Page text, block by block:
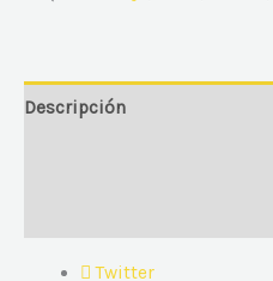
Descripción
Twitter